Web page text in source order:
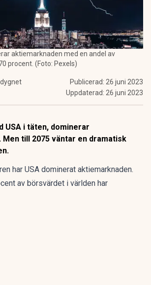
aktiemarknaden med en andel av
procent. (Foto: Pexels)
Publicerad: 26 juni 2023
Uppdaterad: 26 juni 2023
USA i täten, dominerar
Men till 2075 väntar en dramatisk
har USA dominerat aktiemarknaden.
av börsvärdet i världen har